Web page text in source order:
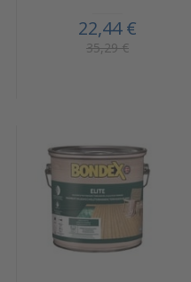
22,44 €
35,29 €